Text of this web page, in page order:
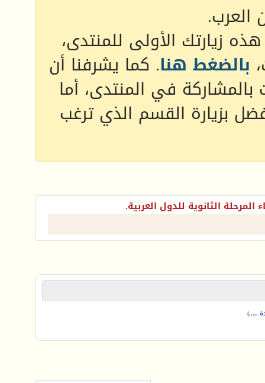
العرب.
زيارتك الأولى للمنتدى،
بالضغط هنا. كما يشرفنا أن
بالمشاركة في المنتدى، أما
بزيارة القسم الذي ترغب
المرحلة الثانوية للدول العربية.
.....)